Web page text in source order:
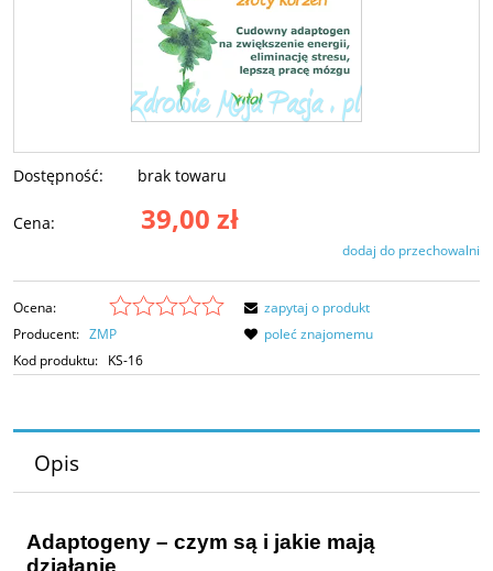
Dostępność: brak towaru
Cena: 39,00 zł
dodaj do przechowalni
Ocena:
Producent: ZMP
Kod produktu: KS-16
zapytaj o produkt
poleć znajomemu
Opis
Adaptogeny – czym są i jakie mają
działanie